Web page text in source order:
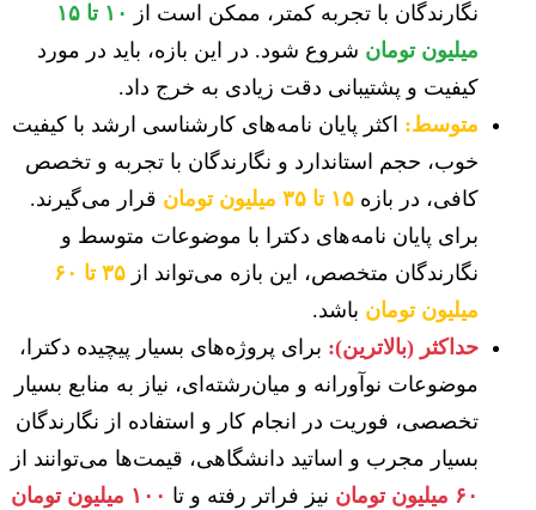
نگارندگان با تجربه کمتر، ممکن است از
۱۰ تا ۱۵
میلیون تومان شروع شود. در این بازه، باید در مورد
کیفیت و پشتیبانی دقت زیادی به خرج داد.
متوسط: اکثر پایان نامه‌های کارشناسی ارشد با کیفیت
خوب، حجم استاندارد و نگارندگان با تجربه و تخصص
کافی، در بازه ۱۵ تا ۳۵ میلیون تومان
قرار می‌گیرند.
برای پایان نامه‌های دکترا با موضوعات متوسط و
نگارندگان متخصص، این بازه می‌تواند از
۳۵ تا ۶۰
میلیون تومان باشد.
حداکثر (بالاترین): برای پروژه‌های بسیار پیچیده دکترا،
موضوعات نوآورانه و میان‌رشته‌ای، نیاز به منابع بسیار
تخصصی، فوریت در انجام کار و استفاده از نگارندگان
بسیار مجرب و اساتید دانشگاهی، قیمت‌ها می‌توانند از
۶۰ میلیون تومان
نیز فراتر رفته و تا
۱۰۰ میلیون تومان